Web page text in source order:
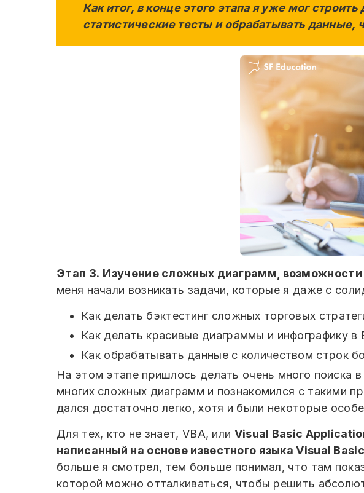
Как итог, в конце этого этапа я уже мог
статистические тесты и обрабатывать данные,
Этап 3. Изучение сложных диаграмм,
меня начали возникать задачи, которые я даже с
Как делать бэктестинг сложных торговых
Как делать красивые диаграммы и инфографику в
Как обрабатывать данные с количеством строк
На этом этапе пришлось делать очень много поиска
многих сложных диаграмм и познакомился с такими
дался достаточно легко, хотя и были некоторые
Для тех, кто не знает, VBA, или Visual Basic
написанный на основе известного языка Visual
больше я смотрел, тем больше понимал, что там
которой можно отталкиваться, чтобы решить